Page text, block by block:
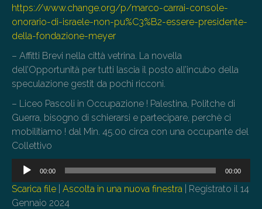
https://www.change.org/p/marco-carrai-console-
onorario-di-israele-non-pu%C3%B2-essere-presidente-
della-fondazione-meyer
– Affitti Brevi nella città vetrina. La novella
dell’Opportunità per tutti lascia il posto all’incubo della
speculazione gestit da pochi ricconi.
– Liceo Pascoli in Occupazione ! Palestina, Politche di
Guerra, bisogno di schierarsi e partecipare, perchè ci
mobilitiamo ! dal Min. 45.00 circa con una occupante del
Collettivo
Audio
00:00 00:00
Scarica file Ascolta in una nuova finestra
Registrato il 14
Gennaio 2024